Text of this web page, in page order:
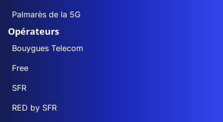
Palmarès de la 5G
Opérateurs
Bouygues Telecom
Free
SFR
RED by SFR